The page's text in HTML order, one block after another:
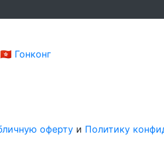
🇭🇰 Гонконг
оферту и Политику